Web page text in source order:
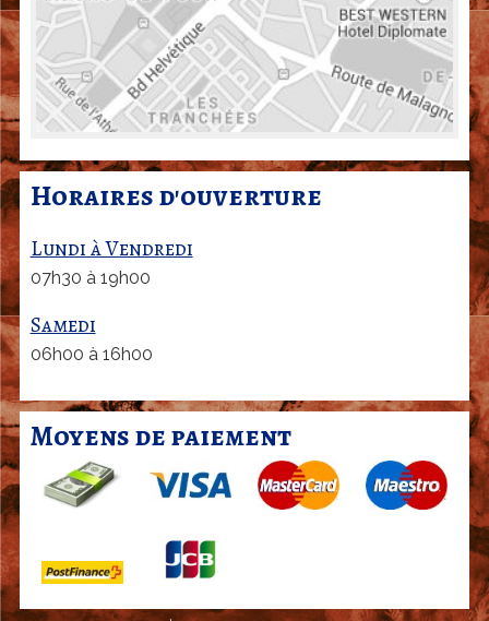
Horaires d'ouverture
Lundi à Vendredi
07h30 à 19h00
Samedi
06h00 à 16h00
Moyens de paiement